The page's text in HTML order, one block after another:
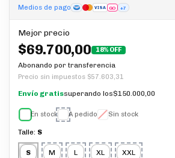
Medios de pago VISA GO +7
Mejor precio
$69.700,00 18% OFF
Abonando por transferencia
Precio sin impuestos $57.603,31
Envío gratissuperando los$150.000,00
En stock A pedido Sin stock
Talle: S
S M L XL XXL